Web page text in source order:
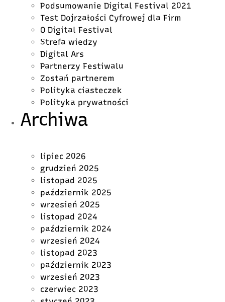
Podsumowanie Digital Festival 2021
Test Dojrzałości Cyfrowej dla Firm
O Digital Festival
Strefa wiedzy
Digital Ars
Partnerzy Festiwalu
Zostań partnerem
Polityka ciasteczek
Polityka prywatności
Archiwa
lipiec 2026
grudzień 2025
listopad 2025
październik 2025
wrzesień 2025
listopad 2024
październik 2024
wrzesień 2024
listopad 2023
październik 2023
wrzesień 2023
czerwiec 2023